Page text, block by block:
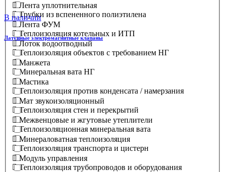
Трубки из вспененного полиэтилена
Теплоизоляция котельных и ИТП
Теплоизоляция объектов с требованием НГ
Минеральная вата НГ
Теплоизоляция против конденсата / намерзания
Теплоизоляция стен и перекрытий
Теплоизоляционная минеральная вата
Теплоизоляция транспорта и цистерн
Теплоизоляция трубопроводов и оборудования
Лента уплотнительная
Лента ФУМ
Лоток водоотводный
Манжета
Мастика
Мат звукоизоляционный
Межвенцовые и жгутовые утеплители
Минераловатная теплоизоляция
Модуль управления
В наличии
Латунные электромагнитные клапаны